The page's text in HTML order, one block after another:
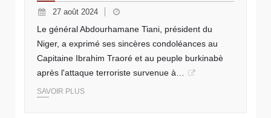
27 août 2024
Le général Abdourhamane Tiani, président du
Niger, a exprimé ses sincères condoléances au
Capitaine Ibrahim Traoré et au peuple burkinabè
après l'attaque terroriste survenue à…
SAVOIR PLUS